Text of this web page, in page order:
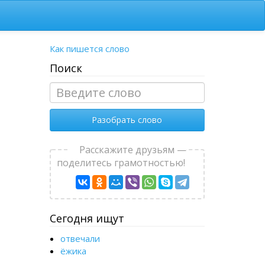
Как пишется слово
Поиск
Разобрать слово
Расскажите друзьям —
поделитесь грамотностью!
Сегодня ищут
отвечали
ёжика